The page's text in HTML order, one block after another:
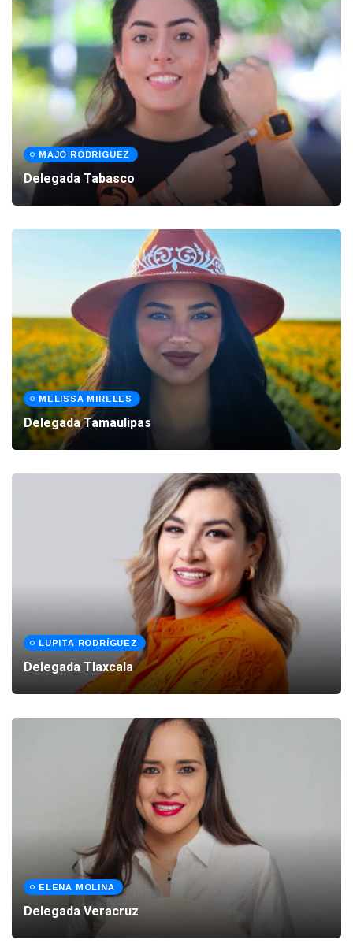
MAJO RODRÍGUEZ
Delegada Tabasco
MELISSA MIRELES
Delegada Tamaulipas
LUPITA RODRÍGUEZ
Delegada Tlaxcala
ELENA MOLINA
Delegada Veracruz